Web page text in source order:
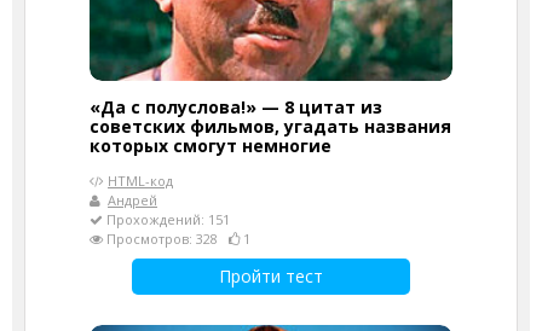
«Да с полуслова!» — 8 цитат из
советских фильмов, угадать названия
которых смогут немногие
HTML-код
Андрей
Прохождений: 151
Просмотров: 328
1
Пройти тест